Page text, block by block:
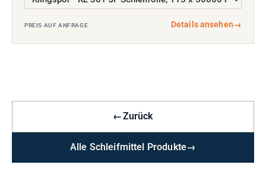
PREIS AUF ANFRAGE Details ansehen→
←Zurück
Alle Schleifmittel Produkte→